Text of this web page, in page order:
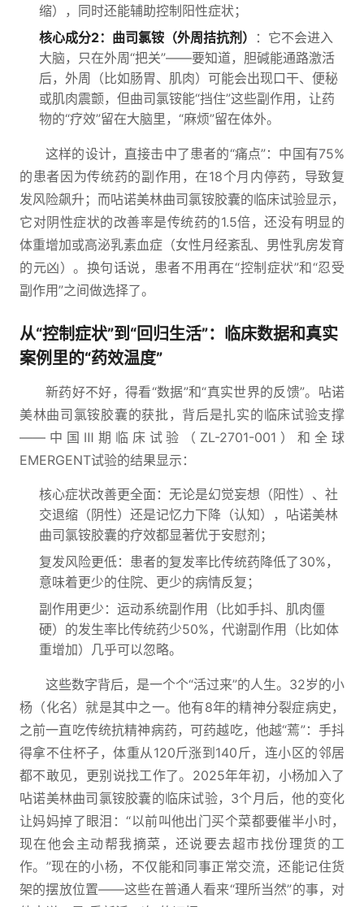
缩），同时还能辅助控制阳性症状；
核心成分2：曲司氯铵（外周拮抗剂）
：它不会进入
大脑，只在外周“把关”——要知道，胆碱能通路激活
后，外周（比如肠胃、肌肉）可能会出现口干、便秘
或肌肉震颤，但曲司氯铵能“挡住”这些副作用，让药
物的“疗效”留在大脑里，“麻烦”留在体外。
这样的设计，直接击中了患者的“痛点”：中国有75%
的患者因为传统药的副作用，在18个月内停药，导致复
发风险飙升；而呫诺美林曲司氯铵胶囊的临床试验显示，
它对阴性症状的改善率是传统药的1.5倍，还没有明显的
体重增加或高泌乳素血症（女性月经紊乱、男性乳房发育
的元凶）。换句话说，患者不用再在“控制症状”和“忍受
副作用”之间做选择了。
从“控制症状”到“回归生活”：临床数据和真实
案例里的“药效温度”
新药好不好，得看“数据”和“真实世界的反馈”。呫诺
美林曲司氯铵胶囊的获批，背后是扎实的临床试验支撑
——中国Ⅲ期临床试验（ZL-2701-001）和全球
EMERGENT试验的结果显示：
核心症状改善更全面：无论是幻觉妄想（阳性）、社
交退缩（阴性）还是记忆力下降（认知），呫诺美林
曲司氯铵胶囊的疗效都显著优于安慰剂；
复发风险更低：患者的复发率比传统药降低了30%，
意味着更少的住院、更少的病情反复；
副作用更少：运动系统副作用（比如手抖、肌肉僵
硬）的发生率比传统药少50%，代谢副作用（比如体
重增加）几乎可以忽略。
这些数字背后，是一个个“活过来”的人生。32岁的小
杨（化名）就是其中之一。他有8年的精神分裂症病史，
之前一直吃传统抗精神病药，可药越吃，他越“蔫”：手抖
得拿不住杯子，体重从120斤涨到140斤，连小区的邻居
都不敢见，更别说找工作了。2025年年初，小杨加入了
呫诺美林曲司氯铵胶囊的临床试验，3个月后，他的变化
让妈妈掉了眼泪：“以前叫他出门买个菜都要催半小时，
现在他会主动帮我摘菜，还说要去超市找份理货的工
作。”现在的小杨，不仅能和同事正常交流，还能记住货
架的摆放位置——这些在普通人看来“理所当然”的事，对